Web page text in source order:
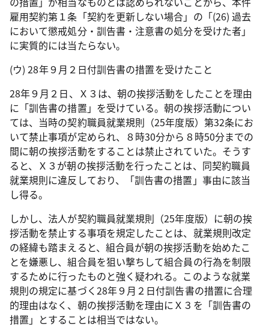
雇用契約第１条「契約を更新しない場合」の「(26) 過去
において懲戒処分・訓告書・注意書の処分を受けた者」
に実質的には当たらない。
(ウ) 28年９月２日付訓告書の措置を受けたこと
28年９月２日、Ｘ３は、朝の挨拶活動をしたことを理由
に「訓告書の措置」を受けている。朝の挨拶活動につい
ては、当時の契約職員就業規則（25年度版）第32条にお
いて禁止事項が定められ、８時30分から８時50分までの
間に朝の挨拶活動をすることは禁止されていた。そうす
ると、Ｘ３が朝の挨拶活動を行ったことは、同契約職員
就業規則に違反しており、「訓告書の措置」事由に該当
し得る。
しかし、法人が契約職員就業規則（25年度版）に朝の挨
拶活動を禁止する事項を規定したことは、就業規則改定
の経緯も踏まえると、組合員が朝の挨拶活動を始めたこ
とを嫌悪し、組合員を狙い撃ちして組合員の行為を制限
するために行ったものと強く疑われる。このような就業
規則の規定に基づく28年９月２日付訓告書の措置に合理
的理由はなく、朝の挨拶活動を理由にＸ３を「訓告書の
措置」とすることは相当ではない。